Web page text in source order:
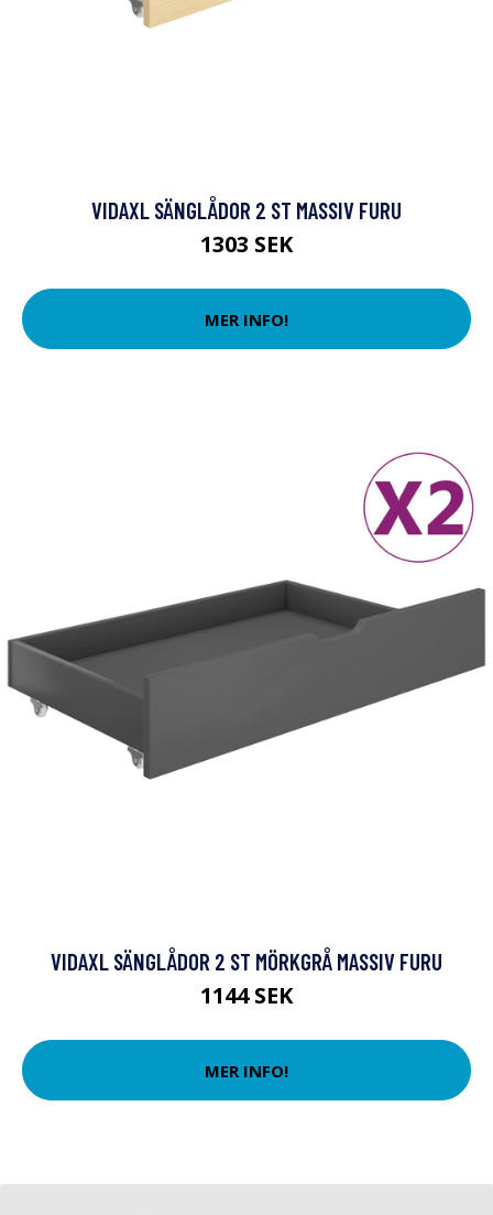
VIDAXL SÄNGLÅDOR 2 ST MASSIV FURU
1303 SEK
MER INFO!
VIDAXL SÄNGLÅDOR 2 ST MÖRKGRÅ MASSIV FURU
1144 SEK
MER INFO!